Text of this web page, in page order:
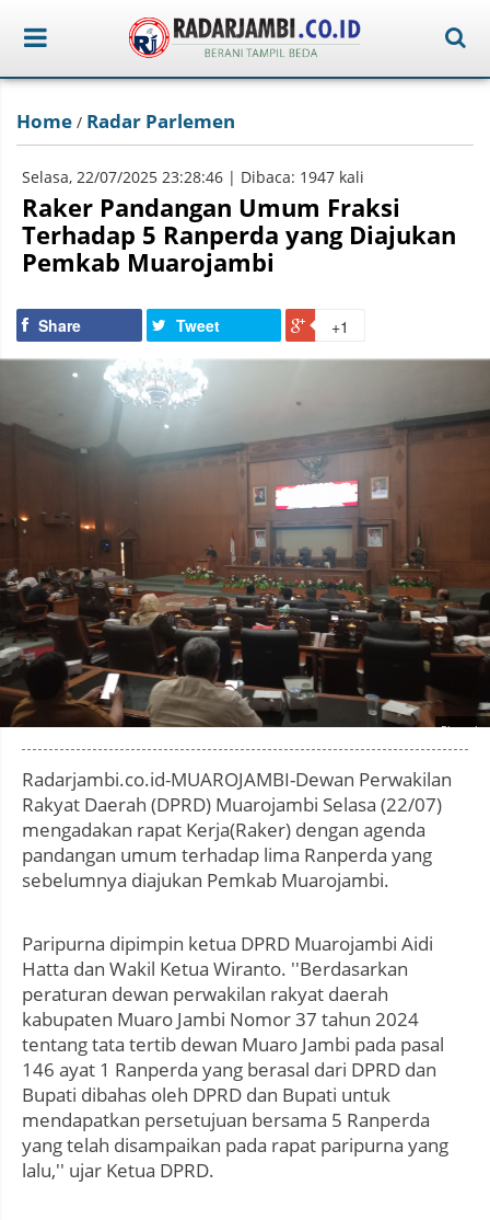
Home / Radar Parlemen
Selasa, 22/07/2025 23:28:46 | Dibaca: 1947 kali
Raker Pandangan Umum Fraksi
Terhadap 5 Ranperda yang Diajukan
Pemkab Muarojambi
Share Tweet +1
Photo by
Radarjambi.co.id-MUAROJAMBI-Dewan Perwakilan
Rakyat Daerah (DPRD) Muarojambi Selasa (22/07)
mengadakan rapat Kerja(Raker) dengan agenda
pandangan umum terhadap lima Ranperda yang
sebelumnya diajukan Pemkab Muarojambi.
Paripurna dipimpin ketua DPRD Muarojambi Aidi
Hatta dan Wakil Ketua Wiranto. ''Berdasarkan
peraturan dewan perwakilan rakyat daerah
kabupaten Muaro Jambi Nomor 37 tahun 2024
tentang tata tertib dewan Muaro Jambi pada pasal
146 ayat 1 Ranperda yang berasal dari DPRD dan
Bupati dibahas oleh DPRD dan Bupati untuk
mendapatkan persetujuan bersama 5 Ranperda
yang telah disampaikan pada rapat paripurna yang
lalu,'' ujar Ketua DPRD.